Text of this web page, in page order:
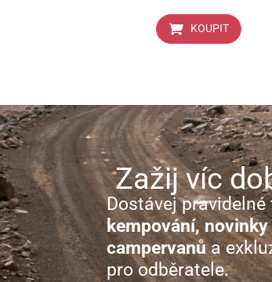
KOUPIT
Zažij víc
Dostávej pravidelné
kempování, novinky
campervanůa
pro odběratele.